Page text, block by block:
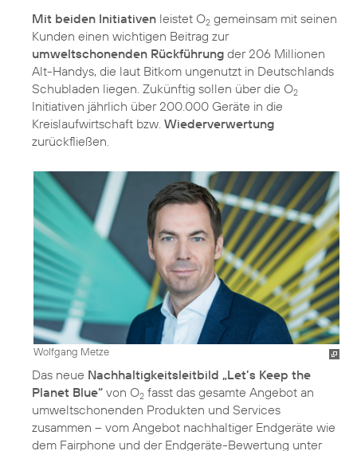
Mit beiden Initiativen leistet O2 gemeinsam mit seinen
Kunden einen wichtigen Beitrag zur
umweltschonenden Rückführung der 206 Millionen
Alt-Handys, die laut Bitkom ungenutzt in Deutschlands
Schubladen liegen. Zukünftig sollen über die O2
Initiativen jährlich über 200.000 Geräte in die
Kreislaufwirtschaft bzw. Wiederverwertung
zurückfließen.
Wolfgang Metze
Das neue Nachhaltigkeitsleitbild „Let’s Keep the
Planet Blue“ von O2 fasst das gesamte Angebot an
umweltschonenden Produkten und Services
zusammen – vom Angebot nachhaltiger Endgeräte wie
dem Fairphone und der Endgeräte-Bewertung unter